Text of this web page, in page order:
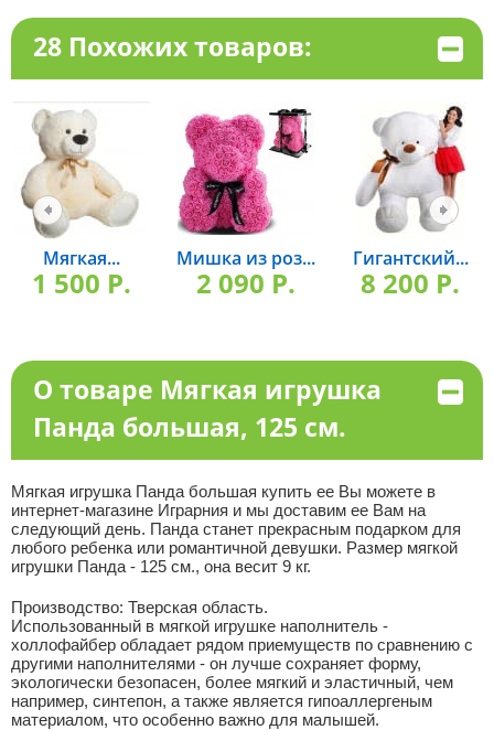
28 Похожих товаров:
Мягкая...
1 500 P.
Мишка из роз...
2 090 P.
Гигантский...
8 200 P.
О товаре Мягкая игрушка
Панда большая, 125 см.
Мягкая игрушка Панда большая купить ее Вы можете в
интернет-магазине Играрния и мы доставим ее Вам на
следующий день. Панда станет прекрасным подарком для
любого ребенка или романтичной девушки. Размер мягкой
игрушки Панда - 125 см., она весит 9 кг.
Производство: Тверская область.
Использованный в мягкой игрушке наполнитель -
холлофайбер обладает рядом приемуществ по сравнению с
другими наполнителями - он лучше сохраняет форму,
экологически безопасен, более мягкий и эластичный, чем
например, синтепон, а также является гипоаллергеным
материалом, что особенно важно для малышей.